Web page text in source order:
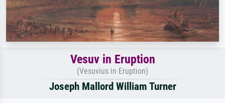
Vesuv in Eruption
(Vesuvius in Eruption)
Joseph Mallord William Turner